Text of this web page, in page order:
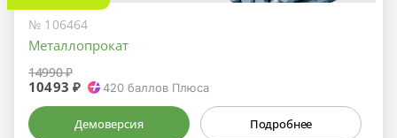
№ 106464
Металлопрокат
14990 ₽
10493 ₽ 420 баллов Плюса
Демоверсия Подробнее